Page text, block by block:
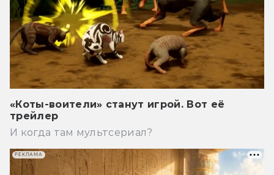
«Коты-воители» станут игрой. Вот её
трейлер
И когда там мультсериал?
РЕКЛАМА